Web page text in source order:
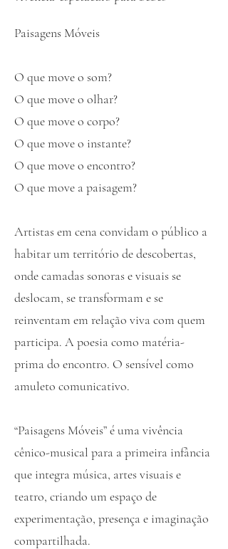
Paisagens Móveis
O que move o som?
O que move o olhar?
O que move o corpo?
O que move o instante?
O que move o encontro?
O que move a paisagem?
Artistas em cena convidam o público a
habitar um território de descobertas,
onde camadas sonoras e visuais se
deslocam, se transformam e se
reinventam em relação viva com quem
participa. A poesia como matéria-
prima do encontro. O sensível como
amuleto comunicativo.
“Paisagens Móveis” é uma vivência
cênico-musical para a primeira infância
que integra música, artes visuais e
teatro, criando um espaço de
experimentação, presença e imaginação
compartilhada.